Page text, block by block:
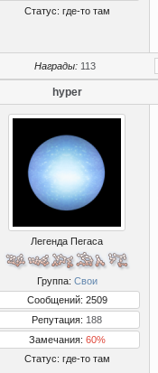
Статус: где-то там
Награды: 113
hyper
Легенда Пегаса
Группа: Свои
Сообщений: 2509
Репутация: 188
Замечания: 60%
Статус: где-то там